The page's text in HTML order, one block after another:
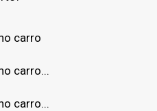
carro
carro...
carro...